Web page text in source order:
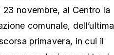
novembre, al Centro la
comunale, dell’ultima
primavera, in cui il